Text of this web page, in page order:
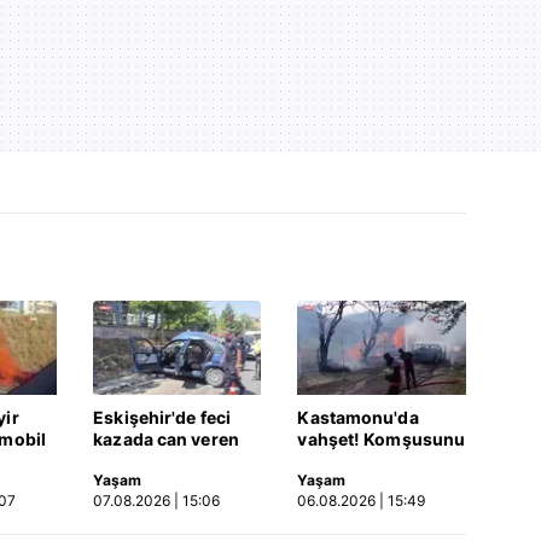
Eskişehir'de feci
kazada can veren
sıkıştığı araçtan
güçlükle çıkarıldı |
Yaşam
07.08.2026 | 15:06
Kastamonu'da
vahşet! Komşusunu
aracını ateşe verdi |
Video
Yaşam
06.08.2026 | 15:49